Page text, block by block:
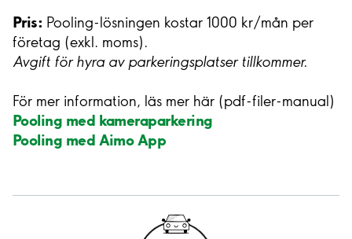
Pris: Pooling-lösningen kostar 1000 kr/mån per
företag (exkl. moms).
Avgift för hyra av parkeringsplatser tillkommer.
För mer information, läs mer här (pdf-filer-manual)
Pooling med kameraparkering
Pooling med Aimo App